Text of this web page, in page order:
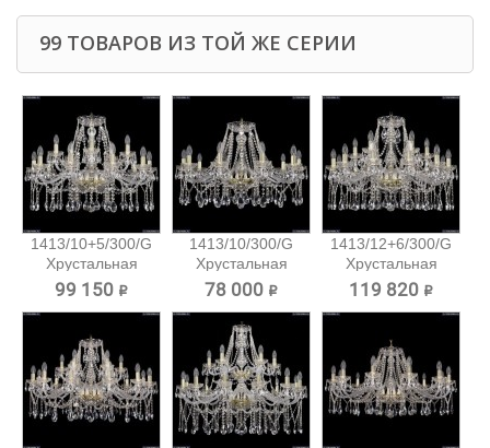
99 ТОВАРОВ ИЗ ТОЙ ЖЕ СЕРИИ
1413/10+5/300/G
Хрустальная
подвесная...
99 150 ₽
1413/10/300/G
Хрустальная
подвесная...
78 000 ₽
1413/12+6/300/G
Хрустальная
подвесная...
119 820 ₽